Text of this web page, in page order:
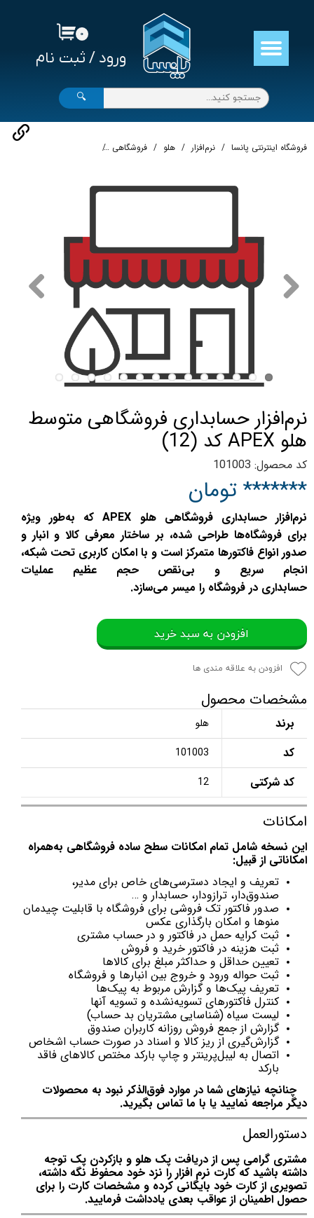
ورود / ثبت نام
حساب کاربری من
تغییر گذر واژه
سفارشات
خروج از حساب کاربری
۰
🔍
فروشگاه اینترنتی پانسا نرم‌افزار هلو فروشگاهی
نرم‌افزار حسابداری فروشگاهی متوسط
هلو APEX کد (12)
کد محصول: 101003
******* تومان
نرم‌افزار حسابداری فروشگاهی هلو APEX که به‌طور ویژه
برای فروشگاه‌ها طراحی شده، بر ساختار معرفی کالا و انبار و
صدور انواع فاکتورها متمرکز است و با امکان کاربری تحت شبکه،
انجام سریع و بی‌نقص حجم عظیم عملیات
حسابداری در فروشگاه را میسر می‌سازد.
افزودن به سبد خرید
افزودن به علاقه مندی ها
مشخصات محصول
برند هلو
کد 101003
کد شرکتی 12
امکانات
این نسخه شامل تمام امکانات سطح ساده فروشگاهی به‌همراه
امکاناتی از قبیل:
تعریف و ایجاد دسترسی‌های خاص برای مدیر،
صندوق‌دار، ترازودار، حسابدار و …
صدور فاکتور تک فروشی برای فروشگاه با قابلیت چیدمان
منوها و امکان بارگذاری عکس
ثبت کرایه حمل در فاکتور و در حساب مشتری
ثبت هزینه در فاکتور خرید و فروش
تعیین حداقل و حداکثر مبلغ برای کالاها
ثبت حواله ورود و خروج بین انبارها و فروشگاه
تعریف پیک‌ها و گزارش مربوط به پیک‌ها
کنترل فاکتورهای تسویه‌نشده و تسویه آنها
لیست سیاه (شناسایی مشتریان بد حساب)
گزارش از جمع فروش روزانه کاربران صندوق
گزارش‌گیری از ریز کالا و اسناد در صورت حساب اشخاص
اتصال به لیبل‌پرینتر و چاپ بارکد مختص کالاهای فاقد
بارکد
چنانچه نیازهای شما در موارد فوق‌الذکر نبود به محصولات
دیگر مراجعه نمایید یا با ما تماس بگیرید.
دستورالعمل
مشتری گرامی پس از دریافت پک هلو و بازکردن پک توجه
داشته باشید که کارت نرم افزار را نزد خود محفوظ نگه داشته،
تصویری از کارت خود بایگانی کرده و مشخصات کارت را برای
حصول اطمینان از عواقب بعدی یادداشت فرمایید.